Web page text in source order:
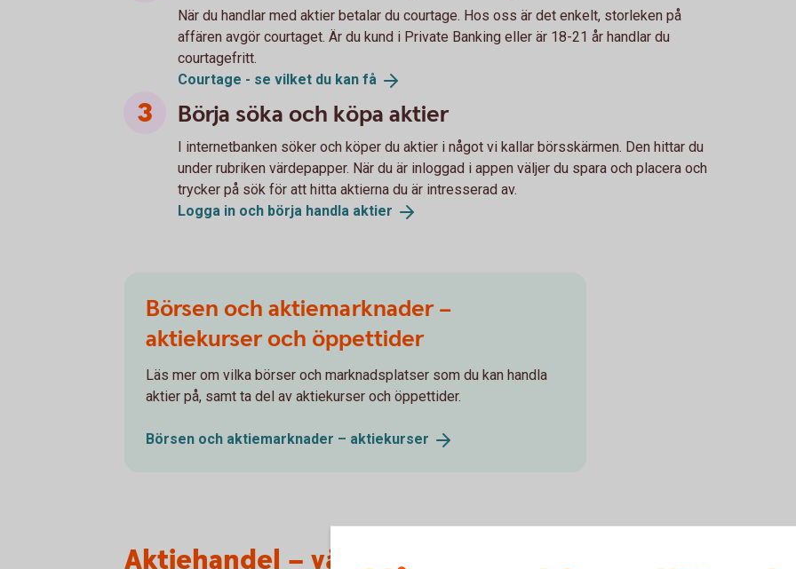
När du handlar med aktier betalar du courtage. Hos oss är det enkelt, storleken på
affären avgör courtaget. Är du kund i Private Banking eller är 18-21 år handlar du
courtagefritt.
Courtage - se vilket du kan få
Börja söka och köpa aktier
I internetbanken söker och köper du aktier i något vi kallar börsskärmen. Den hittar du
under rubriken värdepapper. När du är inloggad i appen väljer du spara och placera och
trycker på sök för att hitta aktierna du är intresserad av.
Logga in och börja handla aktier
Börsen och aktiemarknader –
aktiekurser och öppettider
Läs mer om vilka börser och marknadsplatser som du kan handla
aktier på, samt ta del av aktiekurser och öppettider.
Börsen och aktiemarknader – aktiekurser
Aktiehandel – våra 5 bästa tips